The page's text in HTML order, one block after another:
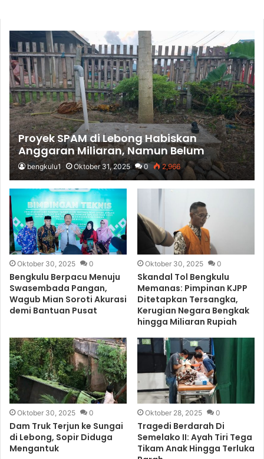
Proyek SPAM di Lebong Habiskan
Anggaran Miliaran, Namun Belum
Bermanfaat
bengkulu1 Oktober 31, 2025 0 2,966
Oktober 30, 2025 0
Bengkulu Berpacu Menuju
Swasembada Pangan,
Wagub Mian Soroti Akurasi
demi Bantuan Pusat
Oktober 30, 2025 0
Skandal Tol Bengkulu
Memanas: Pimpinan KJPP
Ditetapkan Tersangka,
Kerugian Negara Bengkak
hingga Miliaran Rupiah
Oktober 30, 2025 0
Dam Truk Terjun ke Sungai
di Lebong, Sopir Diduga
Mengantuk
Oktober 28, 2025 0
Tragedi Berdarah Di
Semelako II: Ayah Tiri Tega
Tikam Anak Hingga Terluka